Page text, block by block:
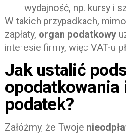
wydajność, np. kursy i
W takich przypadkach,
zapłaty, organ podatkowy
interesie firmy, więc VAT-u
Jak ustalić
opodatkowania
podatek?
Załóżmy, że Twoje